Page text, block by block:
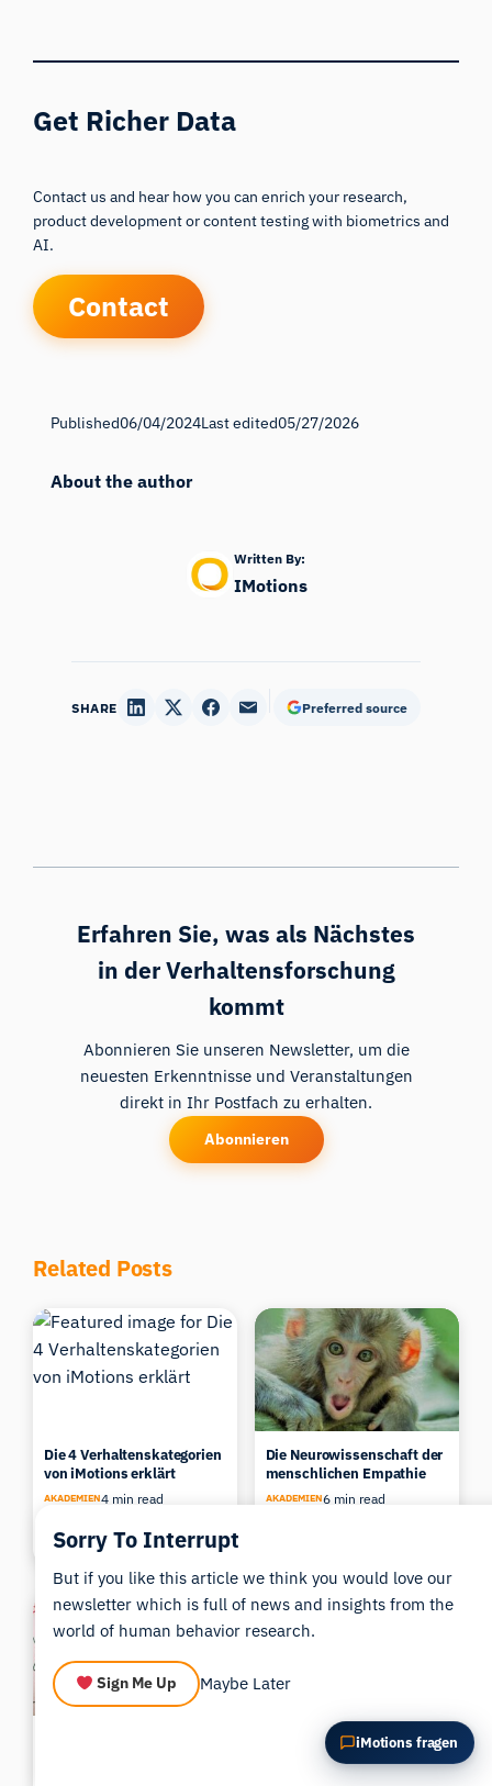
Get Richer Data
Contact us and hear how you can enrich your research,
product development or content testing with biometrics and
AI.
Contact
Published06/04/2024Last edited05/27/2026
About the author
Written By:
IMotions
SHARE Preferred source
Erfahren Sie, was als Nächstes
in der Verhaltensforschung
kommt
Abonnieren Sie unseren Newsletter, um die
neuesten Erkenntnisse und Veranstaltungen
direkt in Ihr Postfach zu erhalten.
Abonnieren
Related Posts
Die 4 Verhaltenskategorien
von iMotions erklärt
AKADEMIEN4 min read
Updated 27/05/2026
Die Neurowissenschaft der
menschlichen Empathie
AKADEMIEN6 min read
Das Wörterbuch der
biometrischen Forschung
[Begriffe und Definitionen]
iMotions fragen
iMotions Forschungsassistent
Fragen Sie nach Forschungsmethoden,
Produkten, Sensoren, SDKs, Ressourcen oder
Diesen Artikel zusammenfassen
Warum ist das wichtig?
Wie könnte ich das anwenden?
Sorry To Interrupt
But if you like this article we think you would love our
newsletter which is full of news and insights from the
world of human behavior research.
Sign Me Up Maybe Later